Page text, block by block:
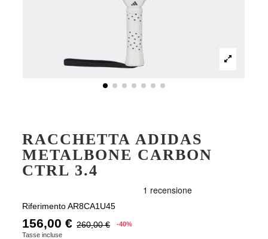
RACCHETTA ADIDAS
METALBONE CARBON
CTRL 3.4
Riferimento AR8CA1U45
156,00 € 260,00 €
-40%
Tasse incluse